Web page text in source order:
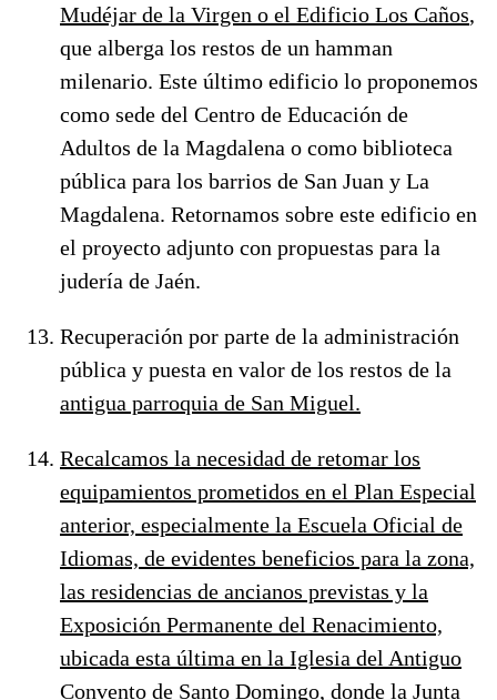
Mudéjar de la Virgen o el Edificio Los Caños,
que alberga los restos de un hamman
milenario. Este último edificio lo proponemos
como sede del Centro de Educación de
Adultos de la Magdalena o como biblioteca
pública para los barrios de San Juan y La
Magdalena. Retornamos sobre este edificio en
el proyecto adjunto con propuestas para la
judería de Jaén.
Recuperación por parte de la administración
pública y puesta en valor de los restos de la
antigua parroquia de San Miguel.
Recalcamos la necesidad de retomar los
equipamientos prometidos en el Plan Especial
anterior, especialmente la Escuela Oficial de
Idiomas, de evidentes beneficios para la zona,
las residencias de ancianos previstas y la
Exposición Permanente del Renacimiento,
ubicada esta última en la Iglesia del Antiguo
Convento de Santo Domingo, donde la Junta